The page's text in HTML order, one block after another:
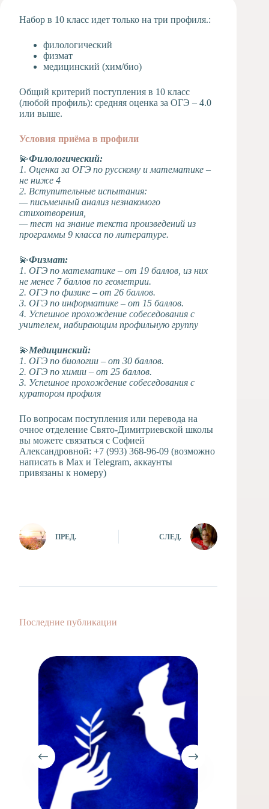
студия
Музыкальное
отделение
Психологическая
Тьюторская
служба
Набор в 10 класс идет только на три профиля.:
филологический
физмат
медицинский (хим/био)
Общий критерий поступления в 10 класс
(любой профиль): средняя оценка за ОГЭ – 4.0
или выше.
Условия приёма в профили
💫Филологический:
1. Оценка за ОГЭ по русскому и математике –
не ниже 4
2. Вступительные испытания:
— письменный анализ незнакомого
стихотворения,
— тест на знание текста произведений из
программы 9 класса по литературе.
💫Физмат:
1. ОГЭ по математике – от 19 баллов, из них
не менее 7 баллов по геометрии.
2. ОГЭ по физике – от 26 баллов.
3. ОГЭ по информатике – от 15 баллов.
4. Успешное прохождение собеседования с
учителем, набирающим профильную группу
💫Медицинский:
1. ОГЭ по биологии – от 30 баллов.
2. ОГЭ по химии – от 25 баллов.
3. Успешное прохождение собеседования с
куратором профиля
По вопросам поступления или перевода на
очное отделение Свято-Димитриевской школы
вы можете связаться с Софией
Александровной: +7 (993) 368-96-09 (возможно
написать в Max и Telegram, аккаунты
привязаны к номеру)
ПРЕД. СЛЕД.
Последние публикации